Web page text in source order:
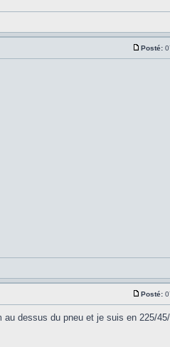
Posté:
Posté:
dessus du pneu et je suis en 225/